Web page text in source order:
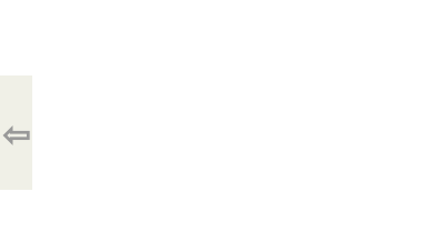
⇦